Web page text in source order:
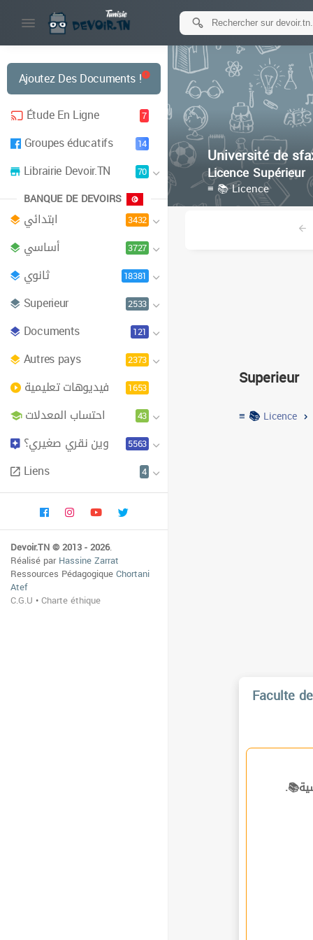
Ajoutez Des Documents !
Étude En Ligne
7
Groupes éducatifs 14
Librairie Devoir.TN 70
BANQUE DE DEVOIRS
ابتدائي 3432
أساسي 3727
ثانوي 18381
Superieur 2533
Documents 121
Autres pays 2373
فيديوهات تعليمية 1653
احتساب المعدلات 43
وين نقري صغيري؟ 5563
Liens 4
Devoir.TN © 2013 - 2026.
Réalisé parHassine Zarrat
Ressources PédagogiqueChortani
Atef
C.G.U •Charte éthique
Université de
Licence Supérieur
≡ 📚 Licence
Institut des hautes
Institut
Superieur
≡ 📚 Licence
Faculte